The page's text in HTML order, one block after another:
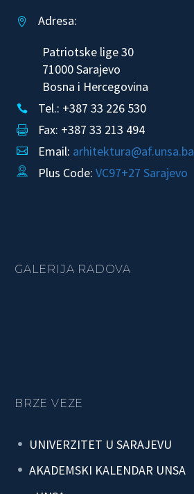


Adresa:
Patriotske lige 30
71000 Sarajevo
Bosna i Hercegovina

 Tel.: +387 33 226 530

 Fax: +387 33 213 494

 Email: arhitektura@af.unsa.ba

 Plus Code: VC97+27 Sarajevo
GALERIJA RADOVA
BRZE VEZE
UNIVERZITET U SARAJEVU
AKADEMSKI KALENDAR UNSA